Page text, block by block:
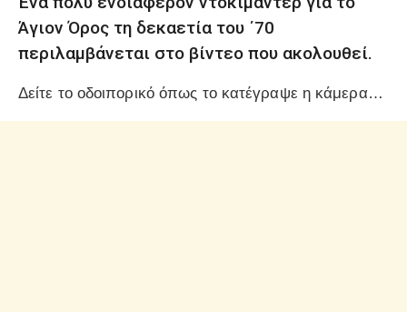
Άγιον Όρος τη δεκαετία του ΄70
περιλαμβάνεται στο βίντεο που ακολουθεί.
Δείτε το οδοιπορικό όπως το κατέγραψε η κάμερα…